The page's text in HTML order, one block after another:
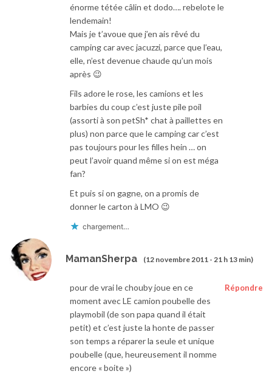
énorme tétée câlin et dodo…. rebelote le
lendemain!
Mais je t’avoue que j’en ais rêvé du
camping car avec jacuzzi, parce que l’eau,
elle, n’est devenue chaude qu’un mois
après 😉
Fils adore le rose, les camions et les
barbies du coup c’est juste pile poil
(assorti à son petSh* chat à paillettes en
plus) non parce que le camping car c’est
pas toujours pour les filles hein … on
peut l’avoir quand même si on est méga
fan?
Et puis si on gagne, on a promis de
donner le carton à LMO 😉
chargement…
MamanSherpa (12 novembre 2011 - 21 h 13 min)
Répondre
pour de vrai le chouby joue en ce
moment avec LE camion poubelle des
playmobil (de son papa quand il était
petit) et c’est juste la honte de passer
son temps a réparer la seule et unique
poubelle (que, heureusement il nomme
encore « boite »)